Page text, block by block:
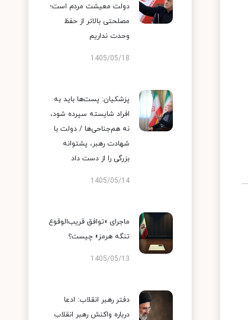
دولت معیشت مردم است؛
مصلحتی بالاتر از حفظ
وحدت نداریم
1405/05/18
پزشکیان: پست‌ها باید به
افراد شایسته سپرده شود،
نه هم‌جناحی‌ها / دولت با
شهادت رهبر، پشتوانه
بزرگی را از دست داد
1405/05/14
ماجرای «توافق قریب‌الوقوع
تنگه هرمز» چیست؟
1405/05/13
دفتر رهبر انقلاب: ادعا
درباره واکنش رهبر انقلاب